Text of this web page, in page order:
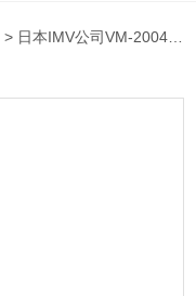
> 日本IMV公司VM-2004S轴承振动分析仪